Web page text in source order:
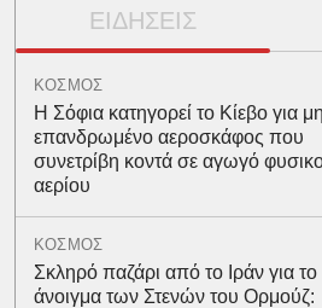
ΕΙΔΗΣΕΙΣ
ΚΟΣΜΟΣ
Η Σόφια κατηγορεί το Κίεβο για μη
επανδρωμένο αεροσκάφος που
συνετρίβη κοντά σε αγωγό
αερίου
ΚΟΣΜΟΣ
Σκληρό παζάρι από το Ιράν για το
άνοιγμα των Στενών του Ορμούζ: